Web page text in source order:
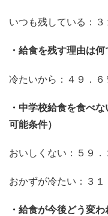
いつも残している：３
・給食を残す理由は
冷たいから：４９．６
・中学校給食を食べ
可能条件）
おいしくない：５９．
おかずが冷たい：３１
・給食が今後どう変